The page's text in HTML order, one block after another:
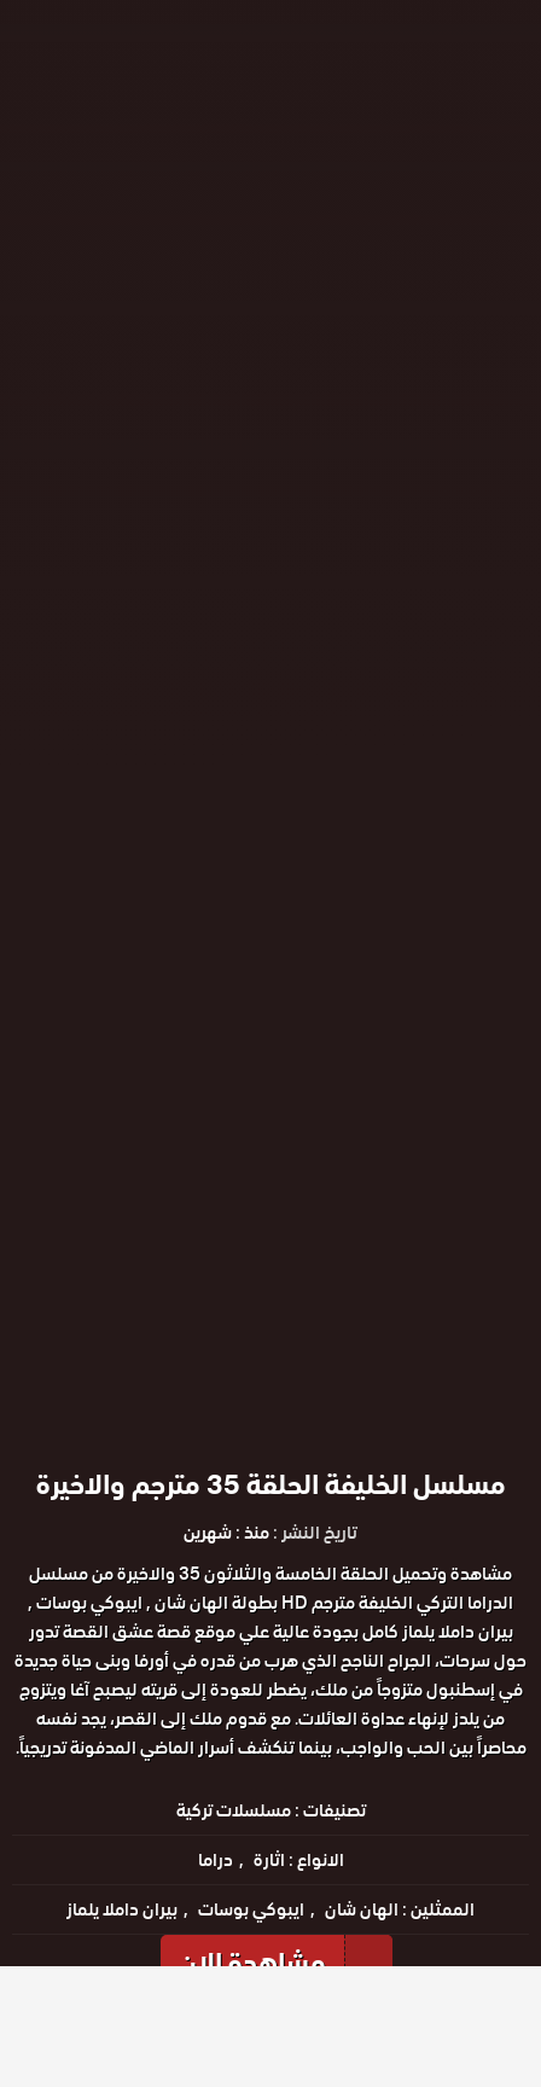
مسلسل الخليفة الحلقة 35 مترجم والاخيرة
تاريخ النشر :منذ : شهرين
مشاهدة وتحميل الحلقة الخامسة والثلاثون 35 والاخيرة من مسلسل
الدراما التركي الخليفة مترجم HD بطولة الهان شان , ايبوكي بوسات ,
بيران داملا يلماز كامل بجودة عالية علي موقع قصة عشق القصة تدور
حول سرحات، الجراح الناجح الذي هرب من قدره في أورفا وبنى حياة جديدة
في إسطنبول متزوجاً من ملك، يضطر للعودة إلى قريته ليصبح آغا ويتزوج
من يلدز لإنهاء عداوة العائلات. مع قدوم ملك إلى القصر، يجد نفسه
محاصراً بين الحب والواجب، بينما تنكشف أسرار الماضي المدفونة تدريجياً.
تصنيفات :مسلسلات تركية
الانواع :اثارة
دراما
الممثلين :الهان شان ايبوكي بوسات بيران داملا يلماز
مشاهدة الان